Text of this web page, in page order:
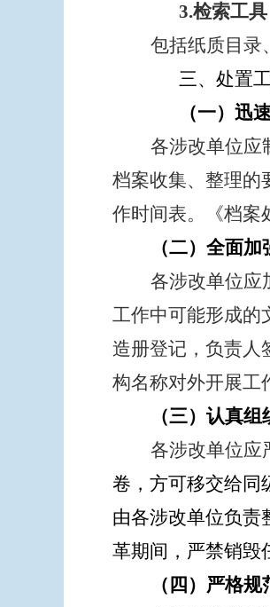
3.检索工具
包括纸质目录
三、处置
（一）迅
各涉改单位应
档案收集、整理的
作时间表。《档案
（二）全面
各涉改单位应
工作中可能形成的
造册登记，负责人
构名称对外开展工
（三）认真
各涉改单位应
卷，方可移交给同
由各涉改单位负责
革期间，严禁销毁
（四）严格